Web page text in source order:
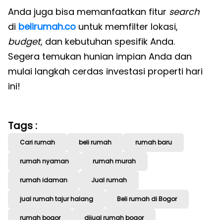
Anda juga bisa memanfaatkan fitur search
di belirumah.co untuk memfilter lokasi,
budget, dan kebutuhan spesifik Anda.
Segera temukan hunian impian Anda dan
mulai langkah cerdas investasi properti hari
ini!
Tags :
Cari rumah beli rumah rumah baru
rumah nyaman rumah murah
rumah idaman Jual rumah
jual rumah tajur halang Beli rumah di Bogor
rumah bogor dijual rumah bogor